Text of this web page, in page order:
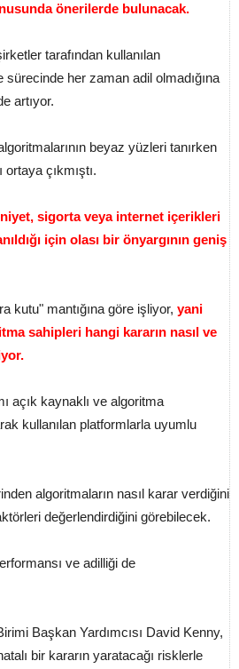
önerilerde bulunacak.
tarafından kullanılan
her zaman adil olmadığına
artıyor.
beyaz yüzleri tanırken
çıkmıştı.
sigorta veya internet içerikleri
için olası bir önyargının geniş
kutu" mantığına göre işliyor, yani
sahipleri hangi kararın nasıl ve
açık kaynaklı ve algoritma
kullanılan platformlarla uyumlu
algoritmaların nasıl karar verdiğini
değerlendirdiğini görebilecek.
ve adilliği de
Başkan Yardımcısı David Kenny,
bir kararın yaratacağı risklerle